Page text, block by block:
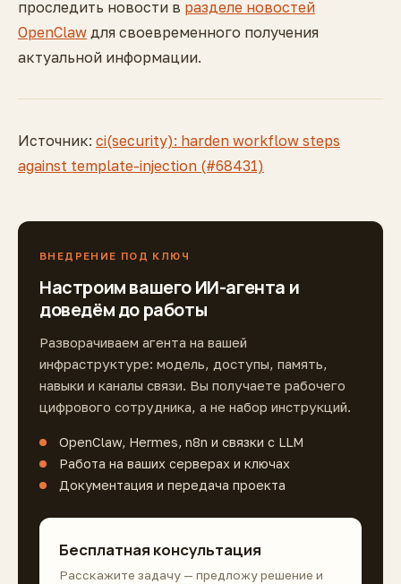
проследить новости в разделе новостей
OpenClaw для своевременного получения
актуальной информации.
Источник: ci(security): harden workflow steps
against template-injection (#68431)
ВНЕДРЕНИЕ ПОД КЛЮЧ
Настроим вашего ИИ-агента и
доведём до работы
Разворачиваем агента на вашей
инфраструктуре: модель, доступы, память,
навыки и каналы связи. Вы получаете рабочего
цифрового сотрудника, а не набор инструкций.
OpenClaw, Hermes, n8n и связки с LLM
Работа на ваших серверах и ключах
Документация и передача проекта
Бесплатная консультация
Расскажите задачу — предложу решение и